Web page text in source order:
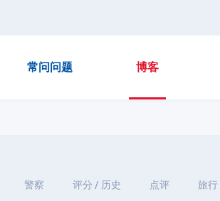
常问问题 博客
警察 评分 / 历史 点评 旅行